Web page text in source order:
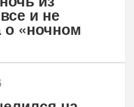
и не
о «ночном